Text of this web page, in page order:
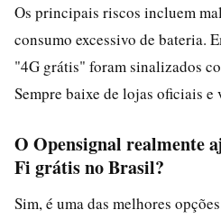
Os principais riscos incluem
consumo excessivo de bateria.
"4G grátis" foram sinalizados
Sempre baixe de lojas oficiais e
O Opensignal realmente
Fi grátis no Brasil?
Sim, é uma das melhores